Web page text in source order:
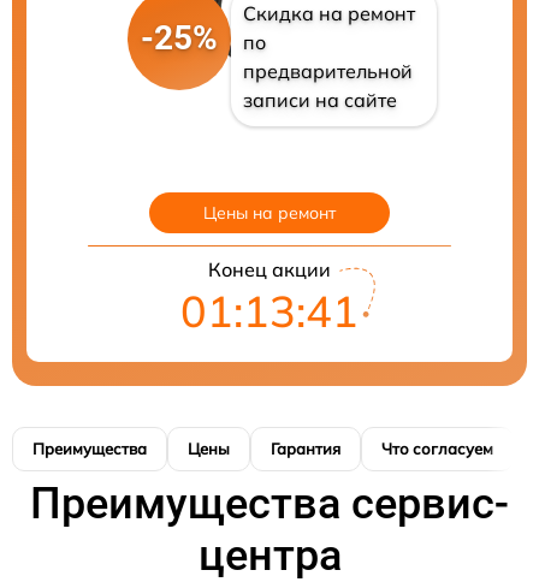
-25%
Скидка на ремонт
по
предварительной
записи на сайте
Цены на ремонт
Конец акции
01:13:40
Преимущества Цены Гарантия Что согласуем
Преимущества сервис-
центра